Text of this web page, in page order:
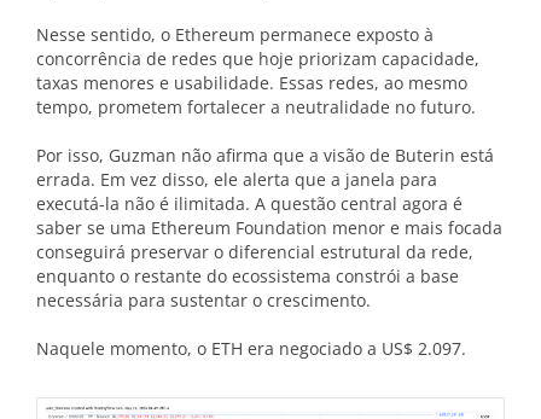
Nesse sentido, o Ethereum permanece exposto à
concorrência de redes que hoje priorizam capacidade,
taxas menores e usabilidade. Essas redes, ao mesmo
tempo, prometem fortalecer a neutralidade no futuro.
Por isso, Guzman não afirma que a visão de Buterin está
errada. Em vez disso, ele alerta que a janela para
executá-la não é ilimitada. A questão central agora é
saber se uma Ethereum Foundation menor e mais focada
conseguirá preservar o diferencial estrutural da rede,
enquanto o restante do ecossistema constrói a base
necessária para sustentar o crescimento.
Naquele momento, o ETH era negociado a US$ 2.097.